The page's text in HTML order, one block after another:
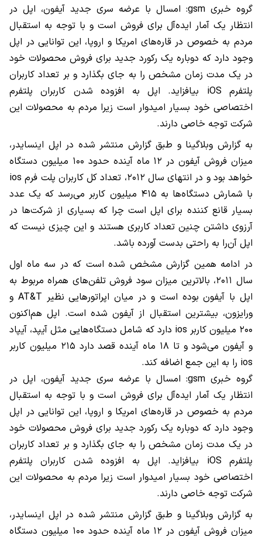
گروه خبری gsm: امسال با عرضه سری جدید آیفون، اپل در
انتظار یک آمار ایده‌آل برای فروش است و با توجه به استقبال
مردم به خصوص در قاره‌های امریکا و اروپا، این توانایی در اپل
وجود دارد که دوباره یک رکورد جدید برای فروش محصولات خود
در یک مدت زمان مشخص را به جای بگذارد و بر تعداد کاربران
پلتفرم iOS بیافزاید. اپل به افزوده شدن کاربران پلتفرم
اختصاصی خود بسیار امیدوار است زیرا مردم به محصولات این
شرکت توجه خاصی دارند.
به گزارش وبلاگینا و طبق گزارش منتشر شده در اپل اینسایدر،
میزان فروش آیفون در ۱۲ ماه آینده حدود ۱۰۰ میلیون دستگاه
خواهد بود و در انتهای سال ۲۰۱۲، تعداد کل کاربران پلت فرم ios
با شمارش دستگاه‌ها به ۴۱۵ میلیون کاربر می‌رسد که یک عدد
بسیار قانع کننده برای اپل است چرا که بسیاری از شرکت‌ها در
آرزوی داشتن چنین تعداد کاربری هستند و این چیزی نیست که
اپل آن‌را به راحتی بدست آورده باشد.
در ادامه همین گزارش مشخص شده است که در سه ماه اول
سال ۲۰۱۱، بالا‌ترین میزان سود‌ فروش تلفن‌های همراه مربوط به
اپل با آیفون بوده است و در میان اپراتورهایی نظیر AT&T و
ورایزون، بیشترین استقبال از آیفون شده است. اپل هم‌اکنون
۲۰۰ میلیون کاربر ios دارد که شامل دستگاه‌هایی مثل آیپد، آیپاد
و آیفون می‌شود و تا ۱۸ ماه آینده قصد دارد ۲۱۵ میلیون کاربر
ios را به این جمع اضافه کند.
گروه خبری gsm: امسال با عرضه سری جدید آیفون، اپل در
انتظار یک آمار ایده‌آل برای فروش است و با توجه به استقبال
مردم به خصوص در قاره‌های امریکا و اروپا، این توانایی در اپل
وجود دارد که دوباره یک رکورد جدید برای فروش محصولات خود
در یک مدت زمان مشخص را به جای بگذارد و بر تعداد کاربران
پلتفرم iOS بیافزاید. اپل به افزوده شدن کاربران پلتفرم
اختصاصی خود بسیار امیدوار است زیرا مردم به محصولات این
شرکت توجه خاصی دارند.
به گزارش وبلاگینا و طبق گزارش منتشر شده در اپل اینسایدر،
میزان فروش آیفون در ۱۲ ماه آینده حدود ۱۰۰ میلیون دستگاه